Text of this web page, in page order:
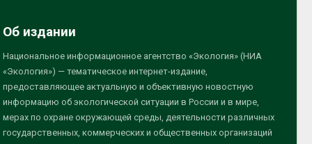
Об издании
Национальное информационное агентство «Экология» (НИА
«Экология») — тематическое интернет-издание,
предоставляющее актуальную и объективную новостную
информацию об экологической ситуации в России и в мире,
мерах по охране окружающей среды, деятельности различных
государственных, коммерческих и общественных организаций